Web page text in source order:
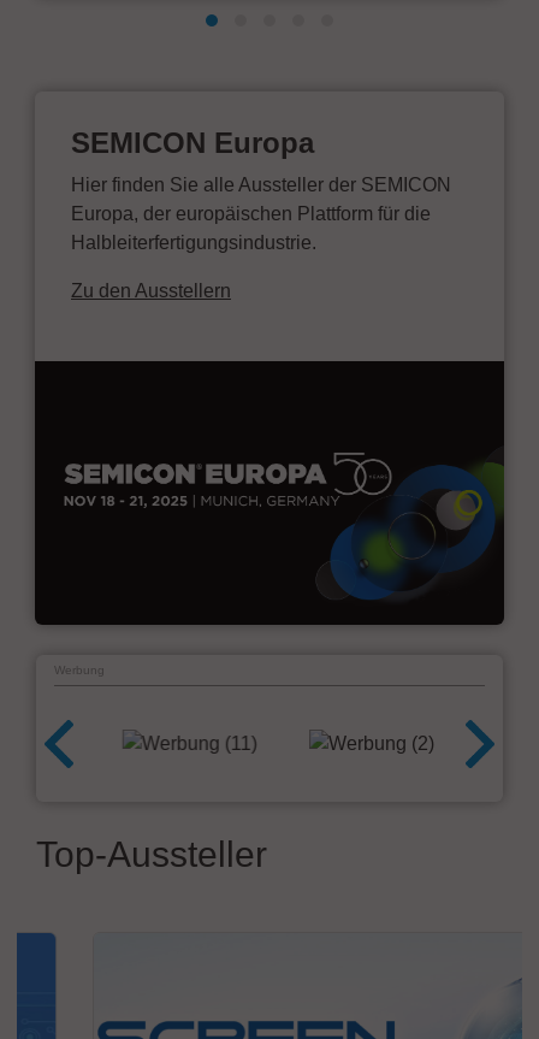
SEMICON Europa
Hier finden Sie alle Aussteller der SEMICON
Europa, der europäischen Plattform für die
Halbleiterfertigungsindustrie.
Zu den Ausstellern
Werbung
Top-Aussteller